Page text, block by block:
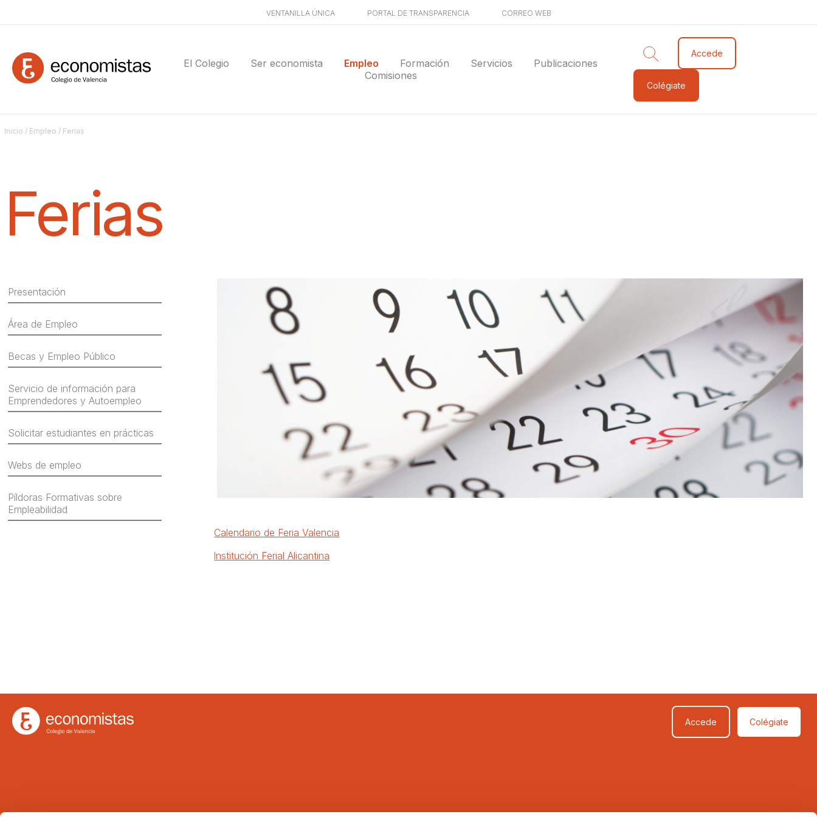
VENTANILLA ÚNICA PORTAL DE TRANSPARENCIA CORREO WEB
El Colegio Ser economista Empleo Formación Servicios
Publicaciones
Comisiones
Accede
Colégiate
Inicio / Empleo / Ferias
Ferias
Presentación
Área de Empleo
Becas y Empleo Público
Servicio de información para
Emprendedores y Autoempleo
Solicitar estudiantes en prácticas
Webs de empleo
Píldoras Formativas sobre
Empleabilidad
Calendario de Feria Valencia
lnstitución Ferial Alicantina
Accede Colégiate